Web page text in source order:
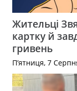
Жительці
картку й
гривень
П’ятниця, 7